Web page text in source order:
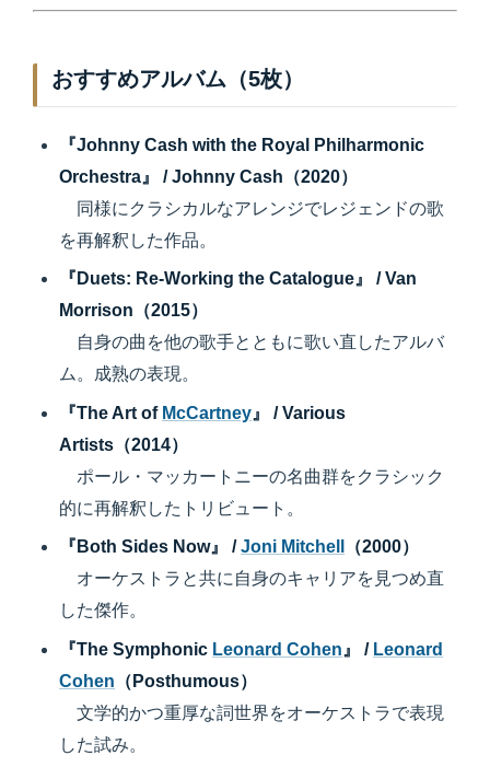
おすすめアルバム（5枚）
『Johnny Cash with the Royal Philharmonic
Orchestra』 / Johnny Cash（2020）
同様にクラシカルなアレンジでレジェンドの歌
を再解釈した作品。
『Duets: Re-Working the Catalogue』 / Van
Morrison（2015）
自身の曲を他の歌手とともに歌い直したアルバ
ム。成熟の表現。
『The Art of McCartney 』 / Various
Artists（2014）
ポール・マッカートニーの名曲群をクラシック
的に再解釈したトリビュート。
『Both Sides Now』 /Joni Mitchell
（2000）
オーケストラと共に自身のキャリアを見つめ直
した傑作。
『The Symphonic Leonard Cohen 』 / Leonard
Cohen （Posthumous）
文学的かつ重厚な詞世界をオーケストラで表現
した試み。